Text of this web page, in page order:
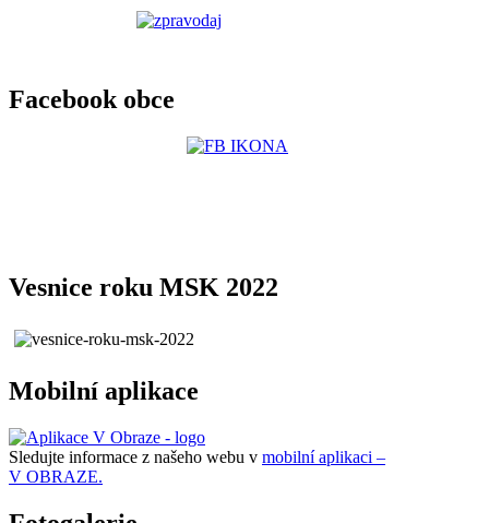
Facebook obce
Vesnice roku MSK 2022
Mobilní aplikace
Sledujte informace z našeho webu v mobilní aplikaci –
V OBRAZE.